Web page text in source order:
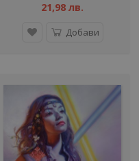
21,98 лв.
Добави